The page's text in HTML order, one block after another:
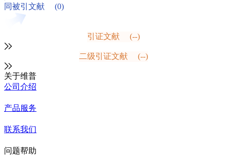
同被引文献 (0)
引证文献 (--)
二级引证文献 (--)
关于维普
公司介绍
产品服务
联系我们
问题帮助